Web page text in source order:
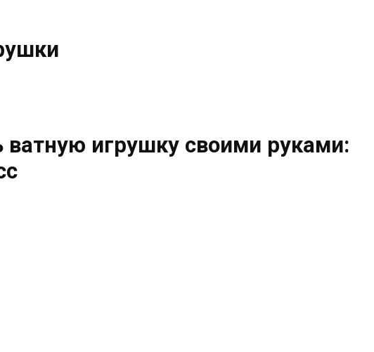
ватную игрушку своими руками: